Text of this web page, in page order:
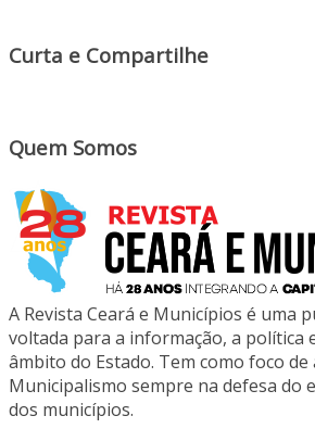
Curta e Compartilhe
Quem Somos
A Revista Ceará e Municípios é uma
voltada para a informação, a política
âmbito do Estado. Tem como foco de
Municipalismo sempre na defesa do
dos municípios.